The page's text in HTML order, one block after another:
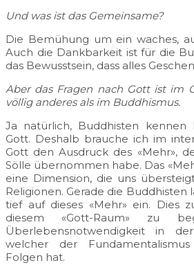
Und was ist das Gemeinsame?
Die Bemühung um ein waches,
Auch die Dankbarkeit ist für die
das Bewusstsein, dass alles
Aber das Fragen nach Gott ist im
völlig anderes als im Buddhismus.
Ja natürlich, Buddhisten kennen
Gott. Deshalb brauche ich im
Gott den Ausdruck des «Mehr»,
Sölle übernommen habe. Das
eine Dimension, die uns
Religionen. Gerade die Buddhisten
tief auf dieses «Mehr» ein. Dies
diesem «Gott-Raum» zu
Überlebensnotwendigkeit in
welcher der
Folgen hat.